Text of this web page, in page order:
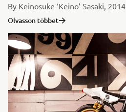
By Keinosuke ‘Keino’ Sasaki, 2014
Olvasson többet